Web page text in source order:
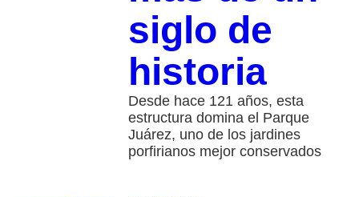
siglo de
historia
Desde hace 121 años, esta
estructura domina el Parque
Juárez, uno de los jardines
porfirianos mejor conservados